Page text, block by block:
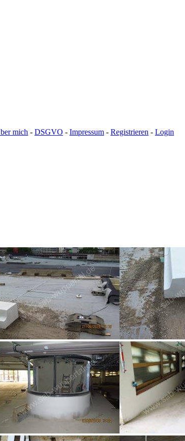
mich - DSGVO - Impressum - Registrieren - Login